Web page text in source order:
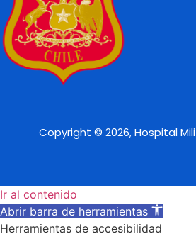
Copyright © 2026, Hospital
Ir al contenido
Abrir barra de herramientas
Herramientas de accesibilidad